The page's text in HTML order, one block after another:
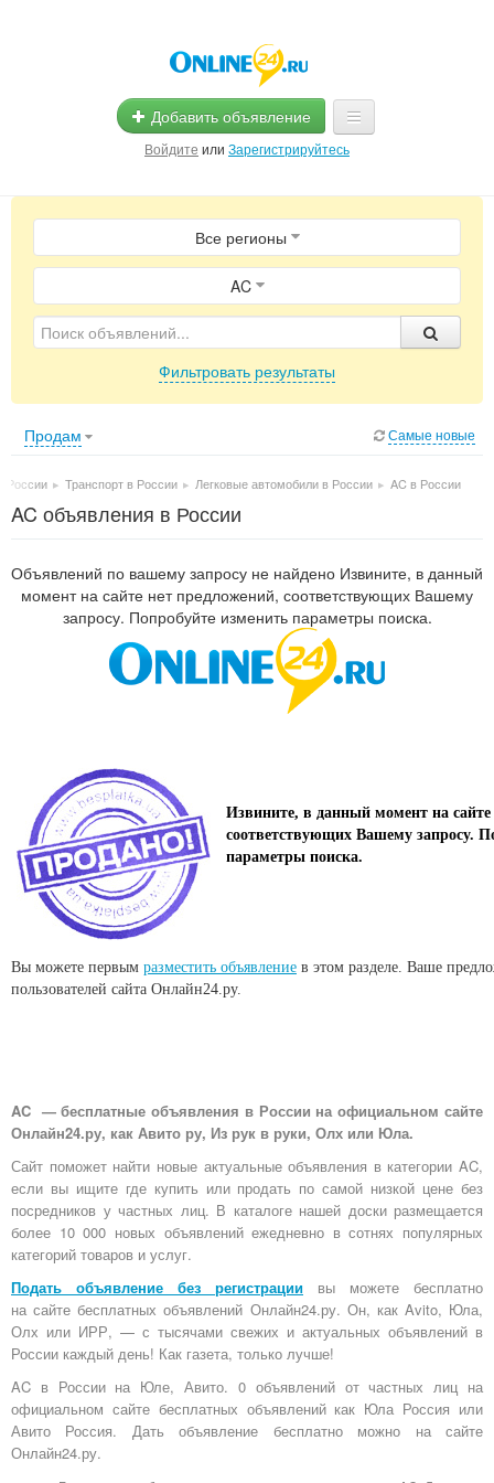
Добавить объявление
Войдите или Зарегистрируйтесь
Главная
Помощь
Услуги
Магазины
Все регионы
AC
Фильтровать результаты
Продам Самые новые
России ▸ Транспорт в России ▸ Легковые автомобили в России ▸ AC в России
AC объявления в России
Объявлений по вашему запросу не найдено Извините, в данный
момент на сайте нет предложений, соответствующих Вашему
запросу. Попробуйте изменить параметры поиска.
Извините, в данный момент на сайте
соответствующих Вашему запросу.
параметры поиска.
Вы можете первым разместить объявление в этом разделе. Ваше
пользователей сайта Онлайн24.ру.
AC — бесплатные объявления в России на официальном сайте
Онлайн24.ру, как Авито ру, Из рук в руки, Олх или Юла.
Сайт поможет найти новые актуальные объявления в категории AC,
если вы ищите где купить или продать по самой низкой цене без
посредников у частных лиц. В каталоге нашей доски размещается
более 10 000 новых объявлений ежедневно в сотнях популярных
категорий товаров и услуг.
Подать объявление без регистрации вы можете бесплатно
насайте бесплатных объявлений Онлайн24.ру. Он, как Avito, Юла,
Олх или ИРР, — с тысячами свежих и актуальных объявлений в
России каждый день! Как газета, только лучше!
AC в России на Юле, Авито. 0 объявлений от частных лиц на
официальном сайте бесплатных объявлений как Юла Россия или
Авито Россия. Дать объявление бесплатно можно на сайте
Онлайн24.ру.